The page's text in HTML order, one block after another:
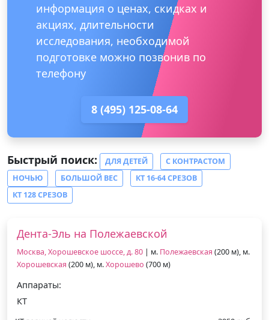
информация о ценах, скидках и
акциях, длительности
исследования, необходимой
подготовке можно позвонив по
телефону
8 (495) 125-08-64
Быстрый поиск: ДЛЯ ДЕТЕЙ
С КОНТРАСТОМ
НОЧЬЮ
БОЛЬШОЙ ВЕС
КТ 16-64 СРЕЗОВ
КТ 128 СРЕЗОВ
Дента-Эль на Полежаевской
Москва, Хорошевское шоссе, д. 80 | м. Полежаевская (200 м), м.
Хорошевская (200 м), м.Хорошево (700 м)
Аппараты:
КТ